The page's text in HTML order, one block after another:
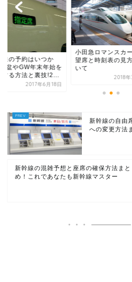
線の予約はいつか
盆やGW年末年始を
する方法と裏技!2...
2017年6月18日
小田急ロマンスカ
望席と時刻表の見
いて
2018年
新幹線の自由
への変更方法
新幹線の混雑予想と座席の確保方法まと
め！これであなたも新幹線マスター